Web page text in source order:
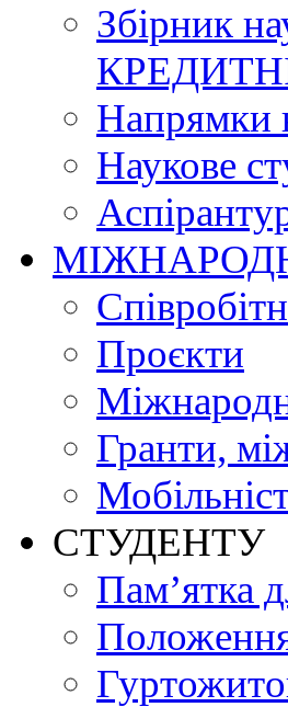
Збірник
Напрямки
Наукове
Проєкти
Гранти,
СТУДЕНТУ
Пам’ятка